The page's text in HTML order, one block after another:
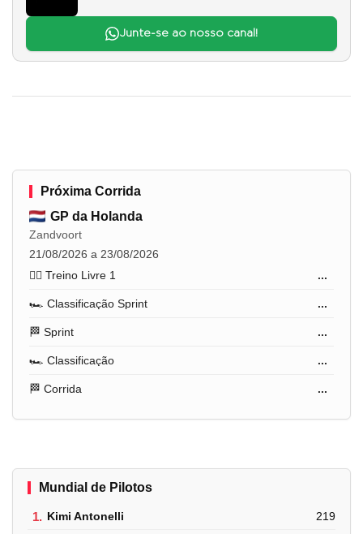
Junte-se ao nosso canal!
Próxima Corrida
GP da Holanda
Zandvoort
21/08/2026 a 23/08/2026
🏋️‍♂️ Treino Livre 1
...
🏎️ Classificação Sprint ...
🏁 Sprint ...
🏎️ Classificação ...
🏁 Corrida ...
Mundial de Pilotos
1. Kimi Antonelli 219